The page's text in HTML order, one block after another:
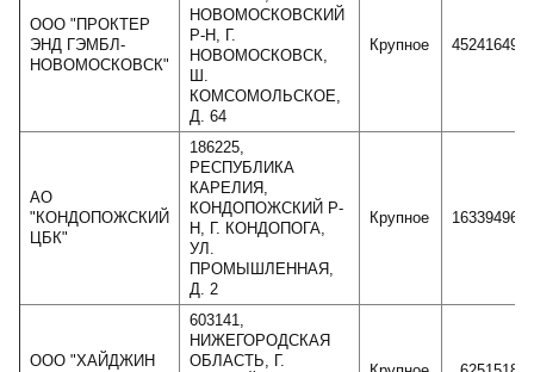
ООО "ПРОКТЕР
ЭНД ГЭМБЛ-
НОВОМОСКОВСК"
НОВОМОСКОВСКИЙ
Р-Н, Г.
НОВОМОСКОВСК,
Ш.
КОМСОМОЛЬСКОЕ,
Д. 64
Крупное 45241649
АО
"КОНДОПОЖСКИЙ
ЦБК"
186225,
РЕСПУБЛИКА
КАРЕЛИЯ,
КОНДОПОЖСКИЙ Р-
Н, Г. КОНДОПОГА,
УЛ.
ПРОМЫШЛЕННАЯ,
Д. 2
Крупное 16339496
ООО "ХАЙДЖИН
603141,
НИЖЕГОРОДСКАЯ
ОБЛАСТЬ, Г.